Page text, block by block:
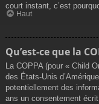
court instant, c’est
Haut
Qu’est-ce que la
La COPPA (pour « Child
des États-Unis
potentiellement des
ans un consentement